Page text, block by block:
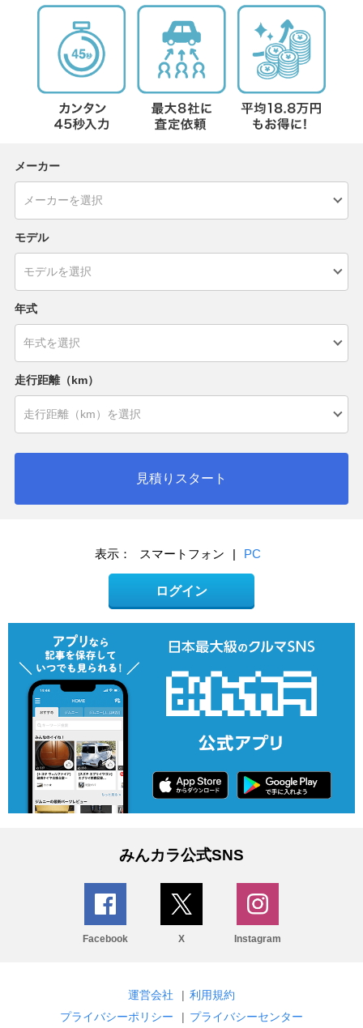
メーカー
モデル
年式
走行距離（km）
見積りスタート
表示： スマートフォン | PC
ログイン
みんカラ公式SNS
Facebook X Instagram
運営会社 | 利用規約
プライバシーポリシー
| プライバシーセンター